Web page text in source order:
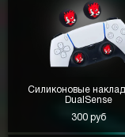
Силиконовые
DualSense
300 руб
Заработал
Андрей